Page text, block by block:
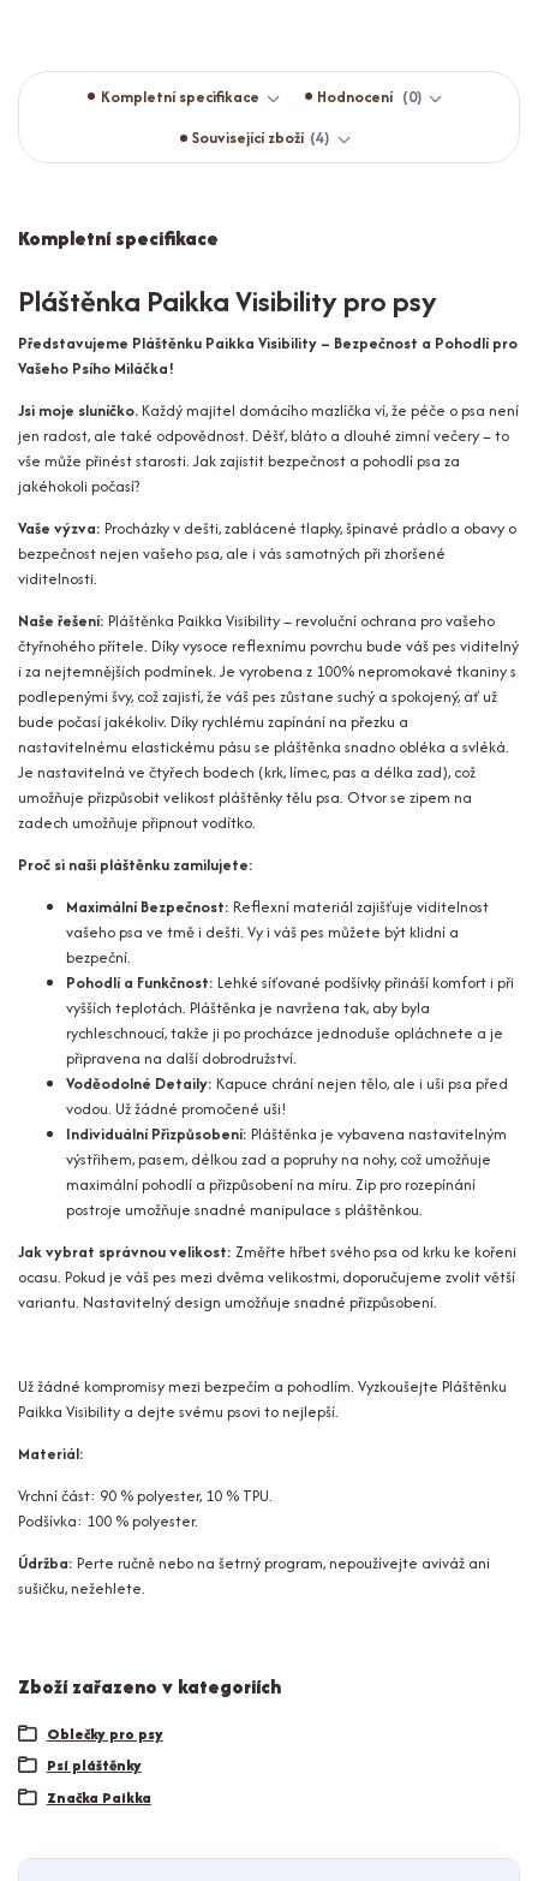
Kompletní specifikace Hodnocení
0
Související zboží 4
Kompletní specifikace
Pláštěnka Paikka Visibility pro psy
Představujeme Pláštěnku Paikka Visibility – Bezpečnost a Pohodlí pro
Vašeho Psího Miláčka!
Jsi moje sluníčko.Každý majitel domácího mazlíčka ví, že péče o psa není
jen radost, ale také odpovědnost. Déšť, bláto a dlouhé zimní večery – to
vše může přinést starosti. Jak zajistit bezpečnost a pohodlí psa za
jakéhokoli počasí?
Vaše výzva: Procházky v dešti, zablácené tlapky, špinavé prádlo a obavy o
bezpečnost nejen vašeho psa, ale i vás samotných při zhoršené
viditelnosti.
Naše řešení: Pláštěnka Paikka Visibility – revoluční ochrana pro vašeho
čtyřnohého přítele. Díky vysoce reflexnímu povrchu bude váš pes viditelný
i za nejtemnějších podmínek. Je vyrobena z 100% nepromokavé tkaniny s
podlepenými švy, což zajistí, že váš pes zůstane suchý a spokojený, ať už
bude počasí jakékoliv. Díky rychlému zapínání na přezku a
nastavitelnému elastickému pásu se pláštěnka snadno obléka a svléká.
Je nastavitelná ve čtyřech bodech (krk, límec, pas a délka zad), což
umožňuje přizpůsobit velikost pláštěnky tělu psa. Otvor se zipem na
zadech umožňuje připnout vodítko.
Proč si naši pláštěnku zamilujete:
Maximální Bezpečnost: Reflexní materiál zajišťuje viditelnost
vašeho psa ve tmě i dešti. Vy i váš pes můžete být klidní a
bezpeční.
Pohodlí a Funkčnost: Lehké síťované podšívky přináší komfort i při
vyšších teplotách. Pláštěnka je navržena tak, aby byla
rychleschnoucí, takže ji po procházce jednoduše opláchnete a je
připravena na další dobrodružství.
Voděodolné Detaily: Kapuce chrání nejen tělo, ale i uši psa před
vodou. Už žádné promočené uši!
Individuální Přizpůsobení: Pláštěnka je vybavena nastavitelným
výstřihem, pasem, délkou zad a popruhy na nohy, což umožňuje
maximální pohodlí a přizpůsobení na míru. Zip pro rozepínání
postroje umožňuje snadné manipulace s pláštěnkou.
Jak vybrat správnou velikost: Změřte hřbet svého psa od krku ke kořeni
ocasu. Pokud je váš pes mezi dvěma velikostmi, doporučujeme zvolit větší
variantu. Nastavitelný design umožňuje snadné přizpůsobení.
Už žádné kompromisy mezi bezpečím a pohodlím. Vyzkoušejte Pláštěnku
Paikka Visibility a dejte svému psovi to nejlepší.
Materiál:
Vrchní část: 90 % polyester, 10 % TPU.
Podšívka: 100 % polyester.
Údržba: Perte ručně nebo na šetrný program, nepoužívejte aviváž ani
sušičku, nežehlete.
Zboží zařazeno v kategoriích
Oblečky pro psy
Psí pláštěnky
Značka Paikka